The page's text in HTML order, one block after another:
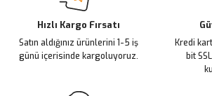
Ürün bilgilerinde hatalar bulunuyor.
Ürün fiyatı diğer sitelerden daha pahalı.
Bu ürüne benzer farklı alternatifler olmalı.
Hızlı Kargo Fırsatı
Satın aldığınız ürünlerini 1-5 iş
günü içerisinde kargoluyoruz.
Kredi
bit